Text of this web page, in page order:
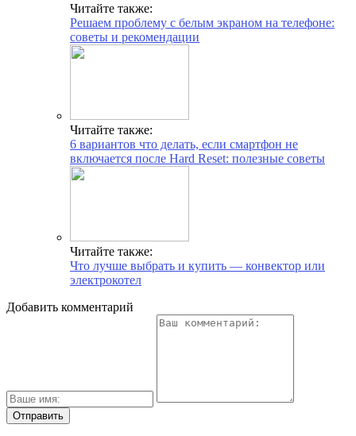
Читайте также:
Решаем проблему с белым экраном на телефоне:
советы и рекомендации
Читайте также:
6 вариантов что делать, если смартфон не
включается после Hard Reset: полезные советы
Читайте также:
Что лучше выбрать и купить — конвектор или
электрокотел
Добавить комментарий